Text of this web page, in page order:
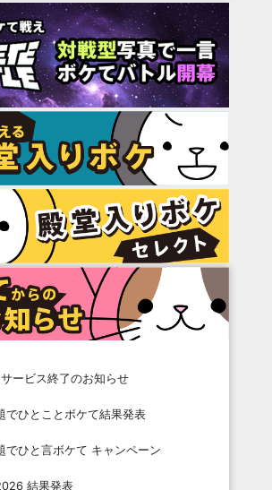
ービス終了のお知らせ
でひとことボケて結果発表
でひと言ボケて キャンペーン
結果発表